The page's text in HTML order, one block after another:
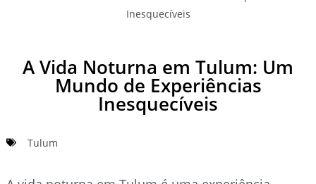
A Vida Noturna em Tulum: Um
Mundo de Experiências
Inesquecíveis
Tulum